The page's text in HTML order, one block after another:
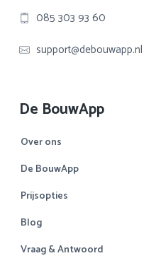
085 303 93 60
support@debouwapp.nl
De BouwApp
Over ons
De BouwApp
Prijsopties
Blog
Vraag & Antwoord